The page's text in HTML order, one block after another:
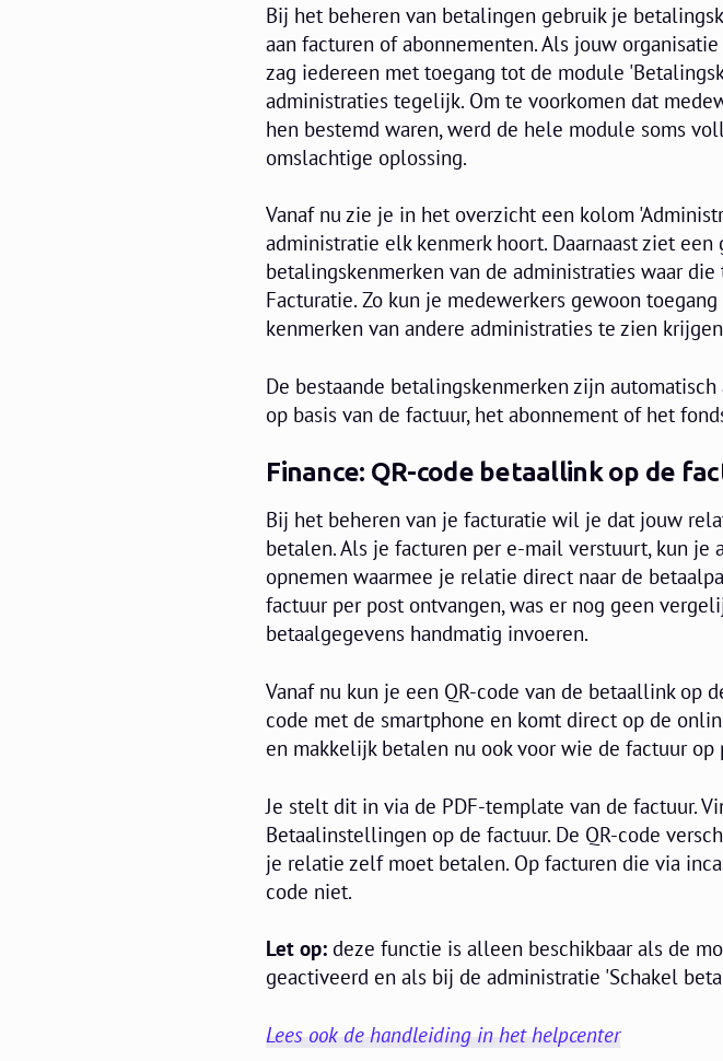
Bij het beheren van betalingen gebruik je
aan facturen of abonnementen. Als jouw
zag iedereen met toegang tot de module
administraties tegelijk. Om te voorkomen dat
hen bestemd waren, werd de hele module soms
omslachtige oplossing.
Vanaf nu zie je in het overzicht een kolom
administratie elk kenmerk hoort. Daarnaast ziet
betalingskenmerken van de administraties waar
Facturatie. Zo kun je medewerkers gewoon
kenmerken van andere administraties te zien
De bestaande betalingskenmerken zijn
op basis van de factuur, het abonnement of het
Finance: QR-code betaallink op de
Bij het beheren van je facturatie wil je dat jouw
betalen. Als je facturen per e-mail verstuurt, kun
opnemen waarmee je relatie direct naar de
factuur per post ontvangen, was er nog geen
betaalgegevens handmatig invoeren.
Vanaf nu kun je een QR-code van de betaallink op
code met de smartphone en komt direct op de
en makkelijk betalen nu ook voor wie de factuur op
Je stelt dit in via de PDF-template van de factuur.
Betaalinstellingen op de factuur. De QR-code
je relatie zelf moet betalen. Op facturen die via
code niet.
Let op: deze functie is alleen beschikbaar als de
geactiveerd en als bij de administratie 'Schakel
Lees ook de handleiding in het helpcenter